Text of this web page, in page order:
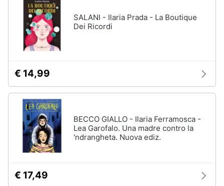
SALANI - Ilaria Prada - La Boutique
Dei Ricordi
€ 14,99
BECCO GIALLO - Ilaria Ferramosca -
Lea Garofalo. Una madre contro la
'ndrangheta. Nuova ediz.
€ 17,49